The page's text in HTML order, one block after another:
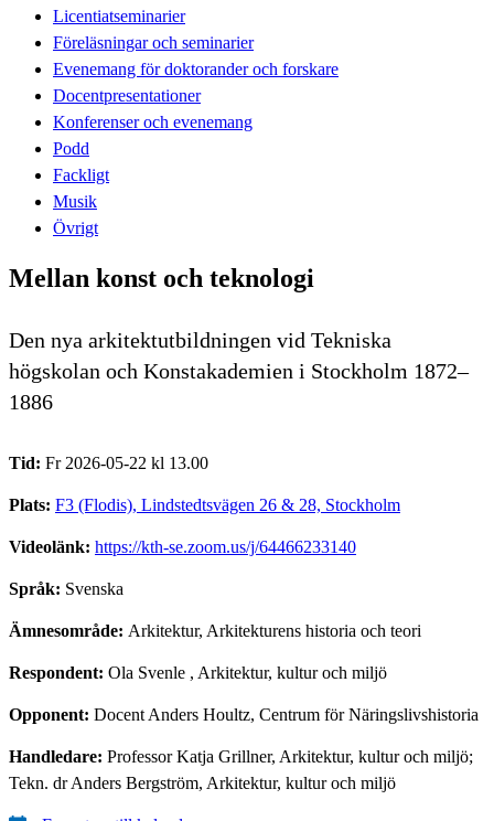
Licentiatseminarier
Föreläsningar och seminarier
Evenemang för doktorander och forskare
Docentpresentationer
Konferenser och evenemang
Podd
Fackligt
Musik
Övrigt
Mellan konst och teknologi
Den nya arkitektutbildningen vid Tekniska
högskolan och Konstakademien i Stockholm 1872–
1886
Tid: Fr 2026-05-22 kl 13.00
Plats: F3 (Flodis), Lindstedtsvägen 26 & 28, Stockholm
Videolänk: https://kth-se.zoom.us/j/64466233140
Språk: Svenska
Ämnesområde: Arkitektur, Arkitekturens historia och teori
Respondent: Ola Svenle , Arkitektur, kultur och miljö
Opponent: Docent Anders Houltz, Centrum för Näringslivshistoria
Handledare: Professor Katja Grillner, Arkitektur, kultur och miljö;
Tekn. dr Anders Bergström, Arkitektur, kultur och miljö